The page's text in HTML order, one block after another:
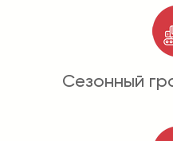
Сезонный